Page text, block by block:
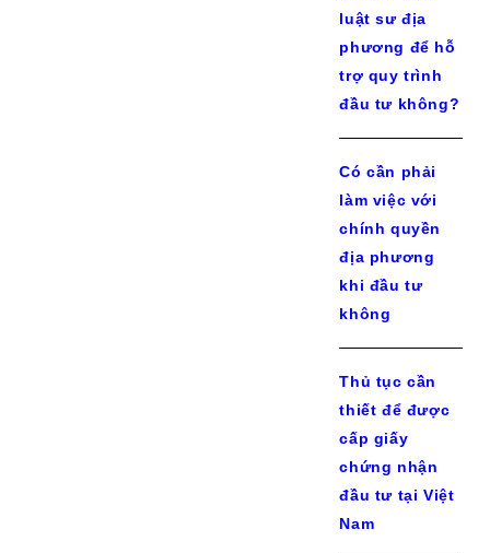
luật sư địa
phương để hỗ
trợ quy trình
đầu tư không?
Có cần phải
làm việc với
chính quyền
địa phương
khi đầu tư
không
Thủ tục cần
thiết để được
cấp giấy
chứng nhận
đầu tư tại Việt
Nam